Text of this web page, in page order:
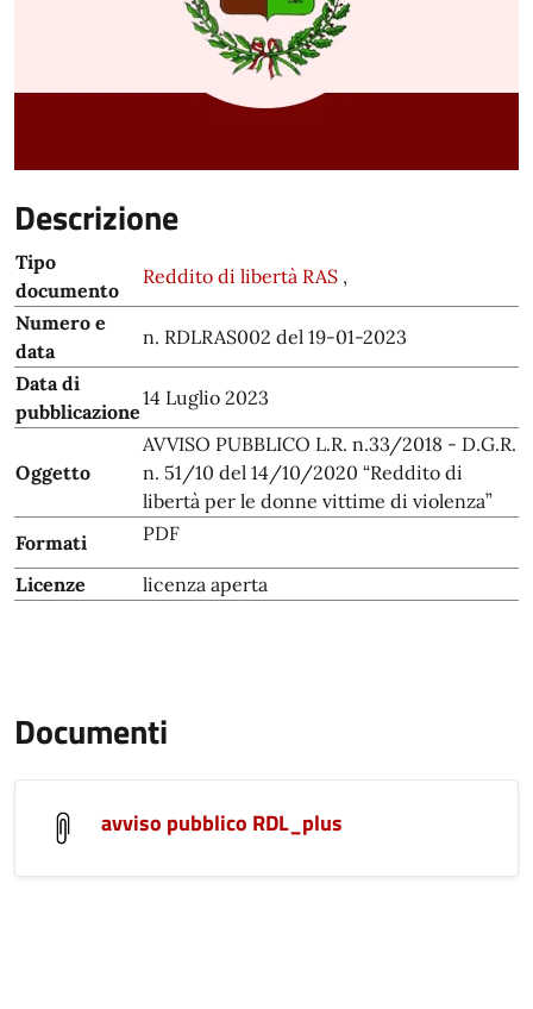
Descrizione
Tipo
documento
Reddito di libertà RAS ,
Numero e
data
n. RDLRAS002 del 19-01-2023
Data di
pubblicazione
14 Luglio 2023
Oggetto
AVVISO PUBBLICO L.R. n.33/2018 - D.G.R.
n. 51/10 del 14/10/2020 “Reddito di
libertà per le donne vittime di violenza”
Formati
PDF
Licenze licenza aperta
Documenti
avviso pubblico RDL_plus